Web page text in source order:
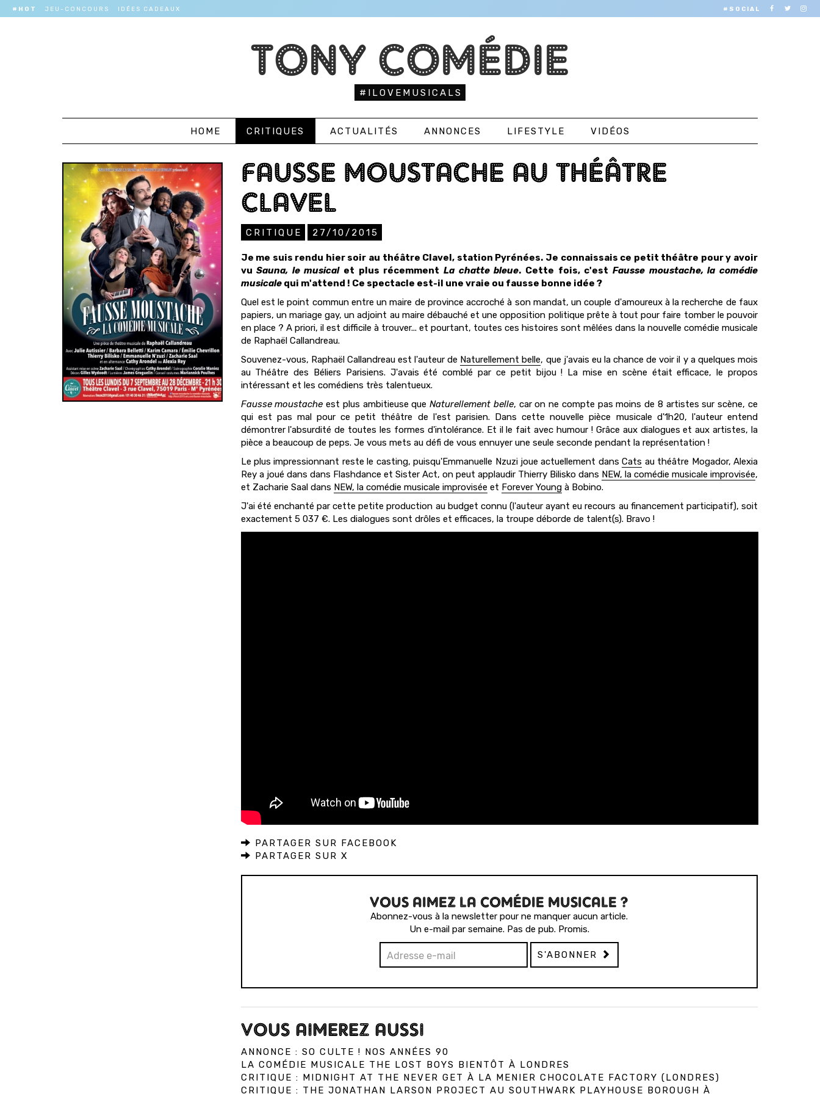
#SOCIAL
#HOT JEU-CONCOURS IDÉES CADEAUX
TONY COMÉDIE
#ILOVEMUSICALS
HOME CRITIQUES ACTUALITÉS ANNONCES LIFESTYLE VIDÉOS
FAUSSE MOUSTACHE AU THÉÂTRE
CLAVEL
CRITIQUE 27/10/2015
Je me suis rendu hier soir au théâtre Clavel, station Pyrénées. Je connaissais ce petit théâtre pour y avoir
vuSauna, le musicalet plus récemmentLa chatte bleue. Cette fois, c'estFausse moustache, la comédie
musicalequi m'attend ! Ce spectacle est-il une vraie ou fausse bonne idée ?
Quel est le point commun entre un maire de province accroché à son mandat, un couple d'amoureux à la recherche de faux
papiers, un mariage gay, un adjoint au maire débauché et une opposition politique prête à tout pour faire tomber le pouvoir
en place ? A priori, il est difficile à trouver... et pourtant, toutes ces histoires sont mêlées dans la nouvelle comédie musicale
de Raphaël Callandreau.
Souvenez-vous, Raphaël Callandreau est l'auteur de Naturellement belle, que j'avais eu la chance de voir il y a quelques mois
au Théâtre des Béliers Parisiens. J'avais été comblé par ce petit bijou ! La mise en scène était efficace, le propos
intéressant et les comédiens très talentueux.
Fausse moustache est plus ambitieuse queNaturellement belle, car on ne compte pas moins de 8 artistes sur scène, ce
qui est pas mal pour ce petit théâtre de l'est parisien. Dans cette nouvelle pièce musicale d'1h20, l'auteur entend
démontrer l'absurdité de toutes les formes d'intolérance. Et il le fait avec humour ! Grâce aux dialogues et aux artistes, la
pièce a beaucoup de peps. Je vous mets au défi de vous ennuyer une seule seconde pendant la représentation !
Le plus impressionnant reste le casting, puisqu'Emmanuelle Nzuzi joue actuellement dansCats au théâtre Mogador, Alexia
Rey a joué dans dans Flashdance et Sister Act, on peut applaudir Thierry Bilisko dans NEW, la comédie musicale improvisée,
et Zacharie Saal dans NEW, la comédie musicale improvisée et Forever Youngà Bobino.
J'ai été enchanté par cette petite production au budget connu (l'auteur ayant eu recours au financement participatif), soit
exactement 5 037 €. Les dialogues sont drôles et efficaces, la troupe déborde de talent(s). Bravo !
PARTAGER SUR FACEBOOK
PARTAGER SUR X
VOUS AIMEZ LA COMÉDIE MUSICALE ?
Abonnez-vous à la newsletter pour ne manquer aucun article.
Un e-mail par semaine. Pas de pub. Promis.
S'ABONNER
VOUS AIMEREZ AUSSI
ANNONCE : SO CULTE ! NOS ANNÉES 90
LA COMÉDIE MUSICALE THE LOST BOYS BIENTÔT À LONDRES
CRITIQUE : MIDNIGHT AT THE NEVER GET À LA MENIER CHOCOLATE FACTORY (LONDRES)
CRITIQUE : THE JONATHAN LARSON PROJECT AU SOUTHWARK PLAYHOUSE BOROUGH À